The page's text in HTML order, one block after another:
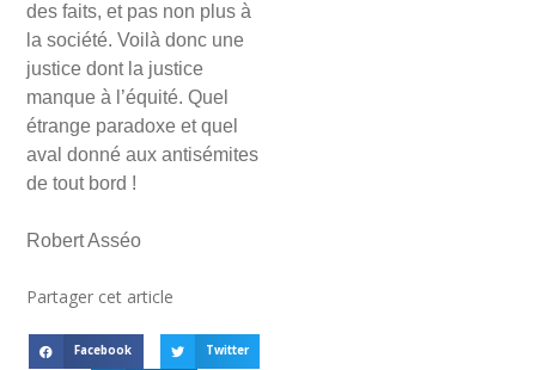
des faits, et pas non plus à
la société. Voilà donc une
justice dont la justice
manque à l’équité. Quel
étrange paradoxe et quel
aval donné aux antisémites
de tout bord !
Robert Asséo
Partager cet article
Facebook Twitter